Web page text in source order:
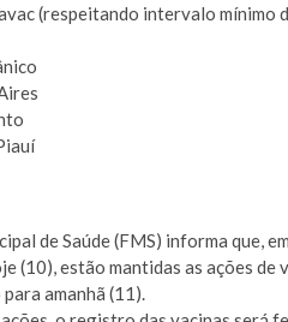
(respeitando intervalo mínimo
de Saúde (FMS) informa que,
(10), estão mantidas as ações
amanhã (11).